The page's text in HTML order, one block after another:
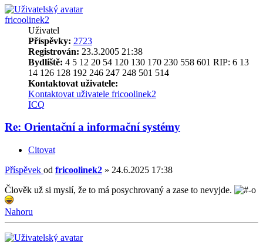
fricoolinek2
Uživatel
Příspěvky: 2723
Registrován: 23.3.2005 21:38
Bydliště: 4 5 12 20 54 120 130 170 230 558 601 RIP: 6 13
14 126 128 192 246 247 248 501 514
Kontaktovat uživatele:
Kontaktovat uživatele fricoolinek2
ICQ
Re: Orientační a informační systémy
Citovat
Příspěvek od fricoolinek2 » 24.6.2025 17:38
Člověk už si myslí, že to má posychrovaný a zase to nevyjde.
Nahoru